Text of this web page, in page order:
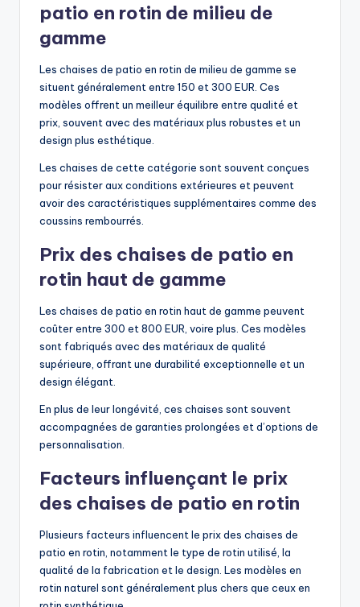
patio en rotin de milieu de
gamme
Les chaises de patio en rotin de milieu de gamme se
situent généralement entre 150 et 300 EUR. Ces
modèles offrent un meilleur équilibre entre qualité et
prix, souvent avec des matériaux plus robustes et un
design plus esthétique.
Les chaises de cette catégorie sont souvent conçues
pour résister aux conditions extérieures et peuvent
avoir des caractéristiques supplémentaires comme des
coussins rembourrés.
Prix des chaises de patio en
rotin haut de gamme
Les chaises de patio en rotin haut de gamme peuvent
coûter entre 300 et 800 EUR, voire plus. Ces modèles
sont fabriqués avec des matériaux de qualité
supérieure, offrant une durabilité exceptionnelle et un
design élégant.
En plus de leur longévité, ces chaises sont souvent
accompagnées de garanties prolongées et d’options de
personnalisation.
Facteurs influençant le prix
des chaises de patio en rotin
Plusieurs facteurs influencent le prix des chaises de
patio en rotin, notamment le type de rotin utilisé, la
qualité de la fabrication et le design. Les modèles en
rotin naturel sont généralement plus chers que ceux en